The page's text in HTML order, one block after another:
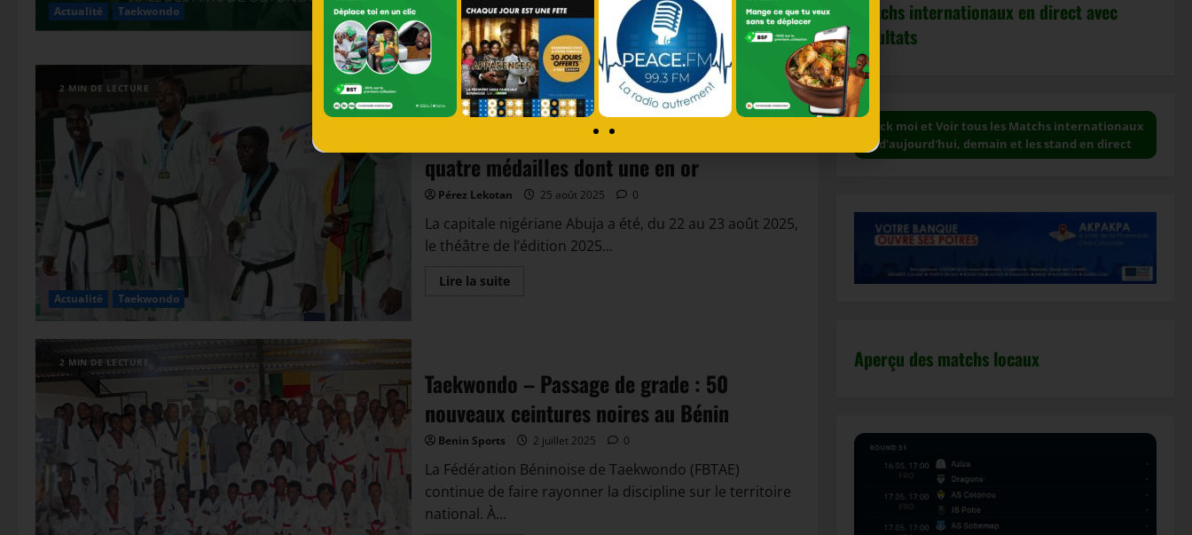
Actualité Taekwondo Lire la suite
2 MIN DE LECTURE
Actualité Taekwondo
Taekwondo – Championnat d’Afrique cadets
et juniors : Le Bénin repart d’Abuja avec
quatre médailles dont une en or
Pérez Lekotan 25 août 2025 0
La capitale nigériane Abuja a été, du 22 au 23 août 2025,
le théâtre de l’édition 2025...
Lire la suite
2 MIN DE LECTURE
Taekwondo – Passage de grade : 50
nouveaux ceintures noires au Bénin
Benin Sports 2 juillet 2025 0
La Fédération Béninoise de Taekwondo (FBTAE)
continue de faire rayonner la discipline sur le territoire
national. À...
Matchs internationaux en direct avec
résultats
Click moi et Voir tous les Matchs internationaux
d'aujourd'hui, demain et les stand en direct
Aperçu des matchs locaux